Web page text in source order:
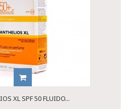
XL SPF 50 FLUIDO...